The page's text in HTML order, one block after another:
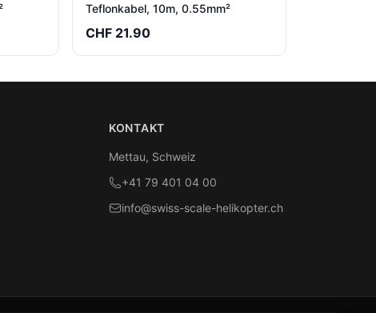
Teflonkabel, 10m, 0.55mm²
CHF 21.90
KONTAKT
Mettau, Schweiz
+41 79 401 04 00
info@swiss-scale-helikopter.ch